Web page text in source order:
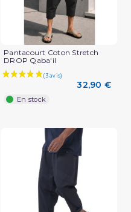
Pantacourt Coton Stretch
DROP Qaba'il
32,90 €
En stock